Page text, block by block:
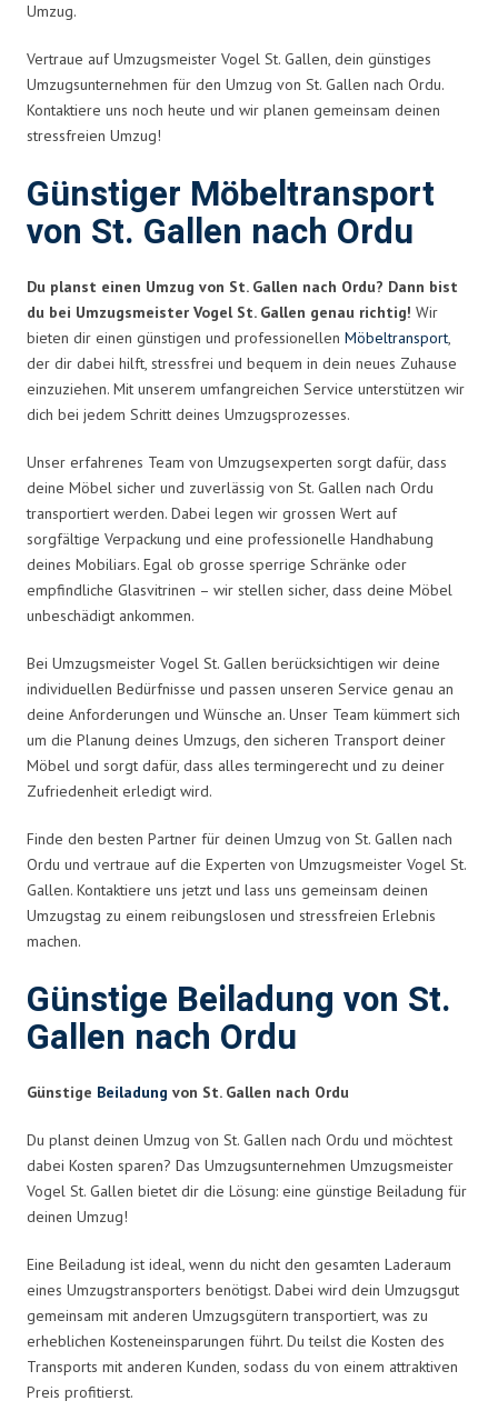
Umzug.
Vertraue auf Umzugsmeister Vogel St. Gallen, dein günstiges
Umzugsunternehmen für den Umzug von St. Gallen nach Ordu.
Kontaktiere uns noch heute und wir planen gemeinsam deinen
stressfreien Umzug!
Günstiger Möbeltransport
von St. Gallen nach Ordu
Du planst einen Umzug von St. Gallen nach Ordu? Dann bist
du bei Umzugsmeister Vogel St. Gallen genau richtig! Wir
bieten dir einen günstigen und professionellen Möbeltransport,
der dir dabei hilft, stressfrei und bequem in dein neues Zuhause
einzuziehen. Mit unserem umfangreichen Service unterstützen wir
dich bei jedem Schritt deines Umzugsprozesses.
Unser erfahrenes Team von Umzugsexperten sorgt dafür, dass
deine Möbel sicher und zuverlässig von St. Gallen nach Ordu
transportiert werden. Dabei legen wir grossen Wert auf
sorgfältige Verpackung und eine professionelle Handhabung
deines Mobiliars. Egal ob grosse sperrige Schränke oder
empfindliche Glasvitrinen – wir stellen sicher, dass deine Möbel
unbeschädigt ankommen.
Bei Umzugsmeister Vogel St. Gallen berücksichtigen wir deine
individuellen Bedürfnisse und passen unseren Service genau an
deine Anforderungen und Wünsche an. Unser Team kümmert sich
um die Planung deines Umzugs, den sicheren Transport deiner
Möbel und sorgt dafür, dass alles termingerecht und zu deiner
Zufriedenheit erledigt wird.
Finde den besten Partner für deinen Umzug von St. Gallen nach
Ordu und vertraue auf die Experten von Umzugsmeister Vogel St.
Gallen. Kontaktiere uns jetzt und lass uns gemeinsam deinen
Umzugstag zu einem reibungslosen und stressfreien Erlebnis
machen.
Günstige Beiladung von St.
Gallen nach Ordu
Günstige Beiladung von St. Gallen nach Ordu
Du planst deinen Umzug von St. Gallen nach Ordu und möchtest
dabei Kosten sparen? Das Umzugsunternehmen Umzugsmeister
Vogel St. Gallen bietet dir die Lösung: eine günstige Beiladung für
deinen Umzug!
Eine Beiladung ist ideal, wenn du nicht den gesamten Laderaum
eines Umzugstransporters benötigst. Dabei wird dein Umzugsgut
gemeinsam mit anderen Umzugsgütern transportiert, was zu
erheblichen Kosteneinsparungen führt. Du teilst die Kosten des
Transports mit anderen Kunden, sodass du von einem attraktiven
Preis profitierst.